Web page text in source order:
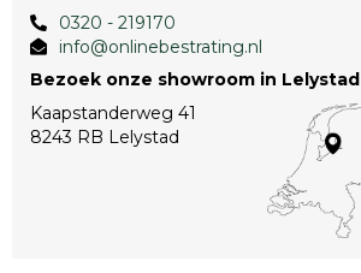
0320 - 219170
info@onlinebestrating.nl
Bezoek onze showroom in Lelystad
Kaapstanderweg 41
8243 RB Lelystad